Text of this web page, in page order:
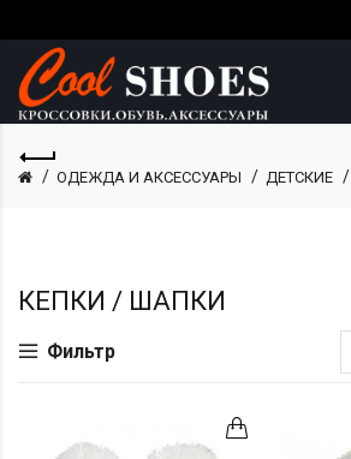
ОДЕЖДА И АКСЕССУАРЫ ДЕТСКИЕ
КЕПКИ / ШАПКИ